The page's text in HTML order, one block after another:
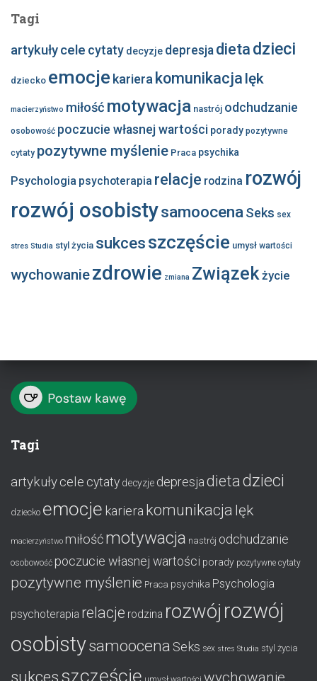
Tagi
artykułycele cytaty decyzje depresja dieta dzieci
dziecko emocje kariera komunikacja lęk
macierzyństwo miłość motywacja nastrój odchudzanie
osobowość poczucie własnej wartości porady pozytywne
cytaty pozytywne myślenie Praca psychika
Psychologia psychoterapia relacje rodzina rozwój
rozwój osobistysamoocenaSeks sex
stres Studia styl życia sukcesszczęście umysł wartości
wychowaniezdrowie zmiana Związekżycie
Tagi
artykułycele cytaty decyzje depresja dietadzieci
dziecko emocje kariera komunikacja lęk
macierzyństwo miłośćmotywacja nastrój odchudzanie
osobowość poczucie własnej wartości porady pozytywne cytaty
pozytywne myślenie Praca psychika Psychologia
psychoterapia relacje rodzina rozwój rozwój
osobistysamoocena Seks sex stres Studia styl życia
sukcesszczęście wychowanie